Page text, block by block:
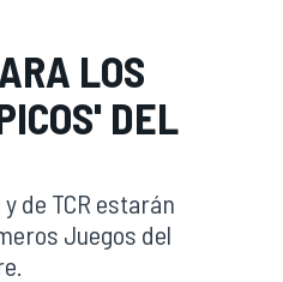
LOS
DEL
de TCR estarán
Juegos del